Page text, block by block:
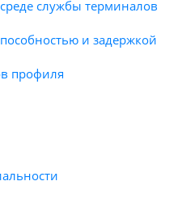
службы терминалов
и задержкой
профиля